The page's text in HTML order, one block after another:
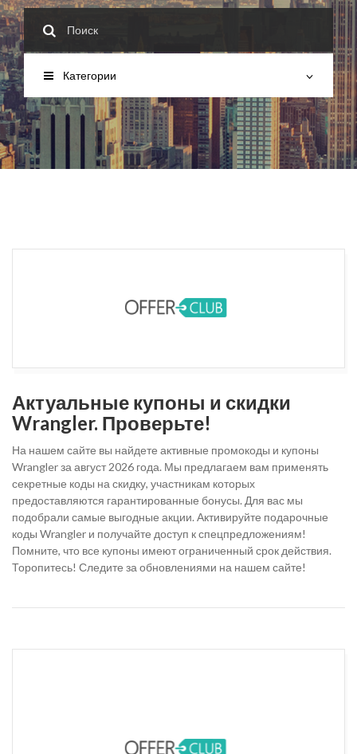
Категории
Актуальные купоны и скидки
Wrangler. Проверьте!
На нашем сайте вы найдете активные промокоды и купоны
Wrangler за август 2026 года. Мы предлагаем вам применять
секретные коды на скидку, участникам которых
предоставляются гарантированные бонусы. Для вас мы
подобрали самые выгодные акции. Активируйте подарочные
коды Wrangler и получайте доступ к спецпредложениям!
Помните, что все купоны имеют ограниченный срок действия.
Торопитесь! Следите за обновлениями на нашем сайте!